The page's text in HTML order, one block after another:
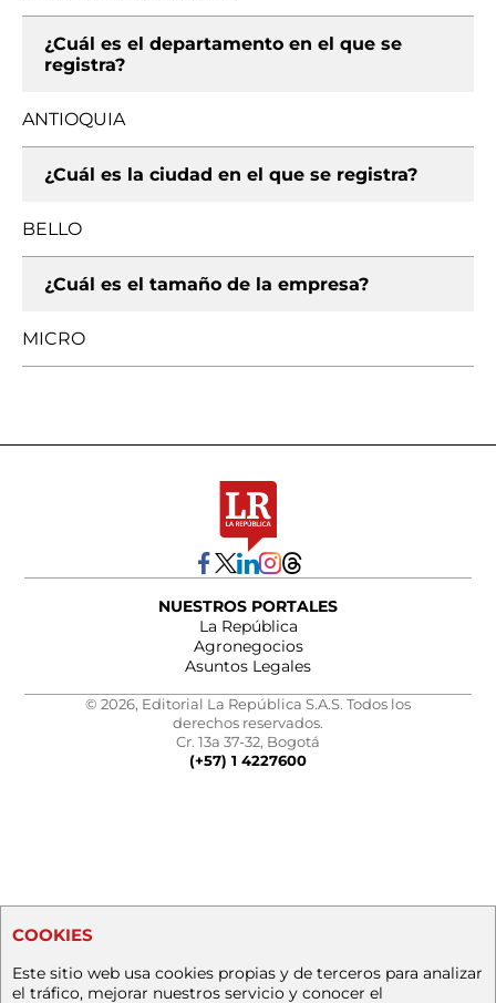
¿Cuál es el departamento en el que se
registra?
ANTIOQUIA
¿Cuál es la ciudad en el que se registra?
BELLO
¿Cuál es el tamaño de la empresa?
MICRO
NUESTROS PORTALES
La República
Agronegocios
Asuntos Legales
© 2026, Editorial La República S.A.S. Todos los
derechos reservados.
Cr. 13a 37-32, Bogotá
(+57) 1 4227600
COOKIES
Este sitio web usa cookies propias y de terceros para analizar
el tráfico, mejorar nuestros servicio y conocer el